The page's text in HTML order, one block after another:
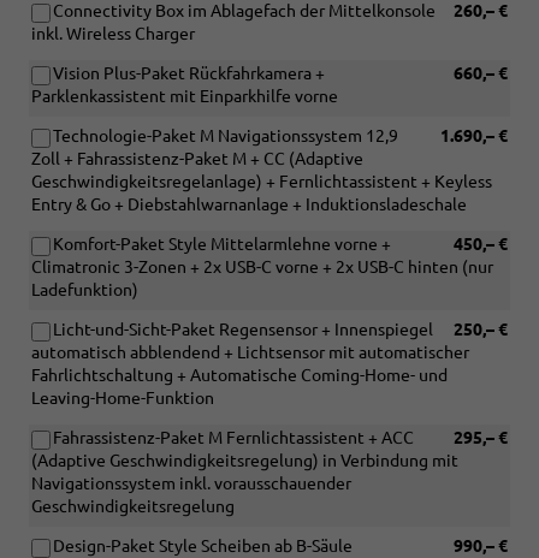
260,– €
Connectivity Box im Ablagefach der Mittelkonsole
inkl. Wireless Charger
660,– €
Vision Plus-Paket Rückfahrkamera +
Parklenkassistent mit Einparkhilfe vorne
1.690,– €
Technologie-Paket M Navigationssystem 12,9
Zoll + Fahrassistenz-Paket M + CC (Adaptive
Geschwindigkeitsregelanlage) + Fernlichtassistent + Keyless
Entry & Go + Diebstahlwarnanlage + Induktionsladeschale
450,– €
Komfort-Paket Style Mittelarmlehne vorne +
Climatronic 3-Zonen + 2x USB-C vorne + 2x USB-C hinten (nur
Ladefunktion)
250,– €
Licht-und-Sicht-Paket Regensensor + Innenspiegel
automatisch abblendend + Lichtsensor mit automatischer
Fahrlichtschaltung + Automatische Coming-Home- und
Leaving-Home-Funktion
295,– €
Fahrassistenz-Paket M Fernlichtassistent + ACC
(Adaptive Geschwindigkeitsregelung) in Verbindung mit
Navigationssystem inkl. vorausschauender
Geschwindigkeitsregelung
990,– €
Design-Paket Style Scheiben ab B-Säule